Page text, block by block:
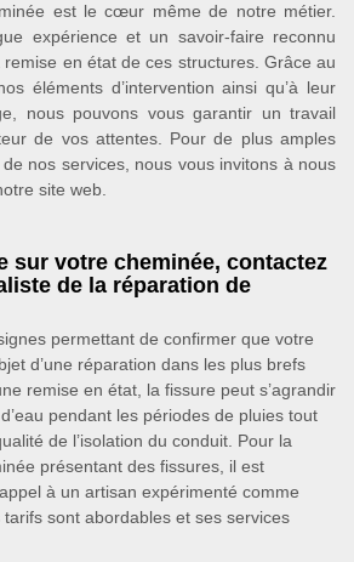
est le cœur même de notre métier.
expérience et un savoir-faire reconnu
en état de ces structures. Grâce au
éléments d’intervention ainsi qu’à leur
nous pouvons vous garantir un travail
de vos attentes. Pour de plus amples
nos services, nous vous invitons à nous
site web.
sur votre cheminée, contactez
de la réparation de
permettant de confirmer que votre
d’une réparation dans les plus brefs
remise en état, la fissure peut s’agrandir
pendant les périodes de pluies tout
de l’isolation du conduit. Pour la
présentant des fissures, il est
à un artisan expérimenté comme
sont abordables et ses services